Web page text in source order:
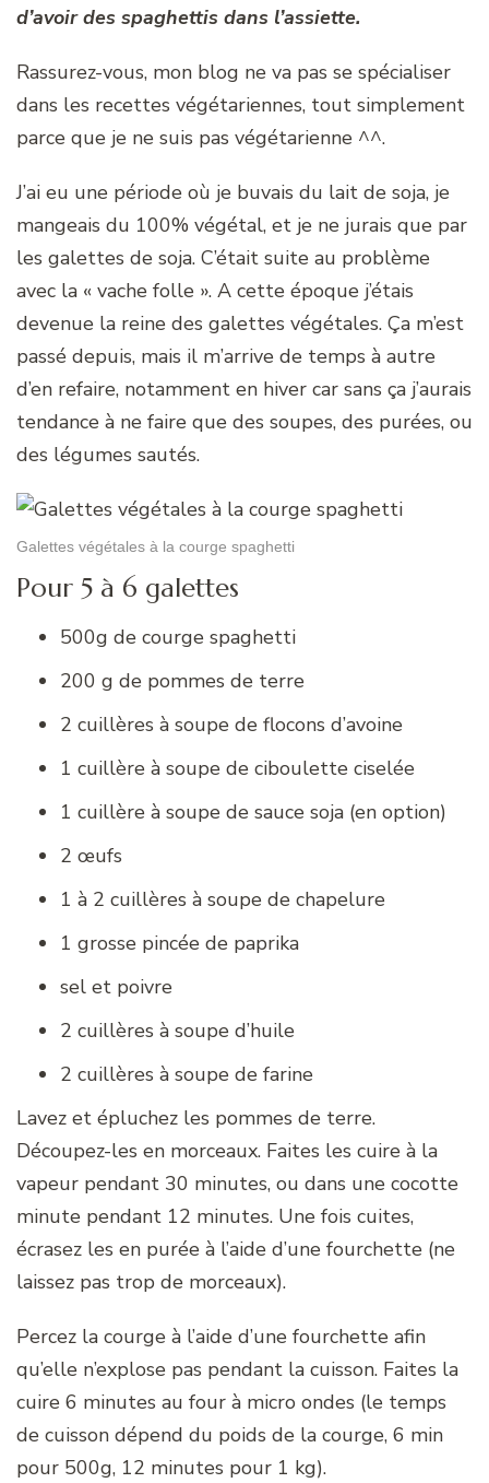
d’avoir des spaghettis dans l’assiette.
Rassurez-vous, mon blog ne va pas se spécialiser
dans les recettes végétariennes, tout simplement
parce que je ne suis pas végétarienne ^^.
J’ai eu une période où je buvais du lait de soja, je
mangeais du 100% végétal, et je ne jurais que par
les galettes de soja. C’était suite au problème
avec la « vache folle ». A cette époque j’étais
devenue la reine des galettes végétales. Ça m’est
passé depuis, mais il m’arrive de temps à autre
d’en refaire, notamment en hiver car sans ça j’aurais
tendance à ne faire que des soupes, des purées, ou
des légumes sautés.
Galettes végétales à la courge spaghetti
Pour 5 à 6 galettes
500g de courge spaghetti
200 g de pommes de terre
2 cuillères à soupe de flocons d’avoine
1 cuillère à soupe de ciboulette ciselée
1 cuillère à soupe de sauce soja (en option)
2 œufs
1 à 2 cuillères à soupe de chapelure
1 grosse pincée de paprika
sel et poivre
2 cuillères à soupe d’huile
2 cuillères à soupe de farine
Lavez et épluchez les pommes de terre.
Découpez-les en morceaux. Faites les cuire à la
vapeur pendant 30 minutes, ou dans une cocotte
minute pendant 12 minutes. Une fois cuites,
écrasez les en purée à l’aide d’une fourchette (ne
laissez pas trop de morceaux).
Percez la courge à l’aide d’une fourchette afin
qu’elle n’explose pas pendant la cuisson. Faites la
cuire 6 minutes au four à micro ondes (le temps
de cuisson dépend du poids de la courge, 6 min
pour 500g, 12 minutes pour 1 kg).